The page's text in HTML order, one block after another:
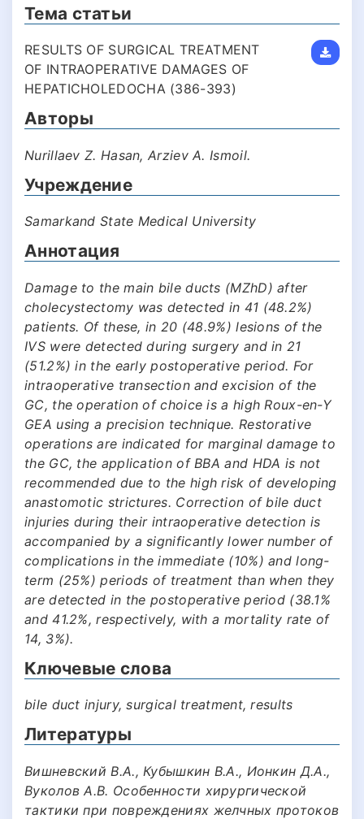
Тема статьи
RESULTS OF SURGICAL TREATMENT
OF INTRAOPERATIVE DAMAGES OF
HEPATICHOLEDOCHA (386-393)
Авторы
Nurillaev Z. Hasan, Arziev A. Ismoil.
Учреждение
Samarkand State Medical University
Аннотация
Damage to the main bile ducts (MZhD) after
cholecystectomy was detected in 41 (48.2%)
patients. Of these, in 20 (48.9%) lesions of the
IVS were detected during surgery and in 21
(51.2%) in the early postoperative period. For
intraoperative transection and excision of the
GC, the operation of choice is a high Roux-en-Y
GEA using a precision technique. Restorative
operations are indicated for marginal damage to
the GC, the application of BBA and HDA is not
recommended due to the high risk of developing
anastomotic strictures. Correction of bile duct
injuries during their intraoperative detection is
accompanied by a significantly lower number of
complications in the immediate (10%) and long-
term (25%) periods of treatment than when they
are detected in the postoperative period (38.1%
and 41.2%, respectively, with a mortality rate of
14, 3%).
Ключевые слова
bile duct injury, surgical treatment, results
Литературы
Вишневский В.А., Кубышкин В.А., Ионкин Д.А.,
Вуколов А.В. Особенности хирургической
тактики при повреждениях желчных протоков